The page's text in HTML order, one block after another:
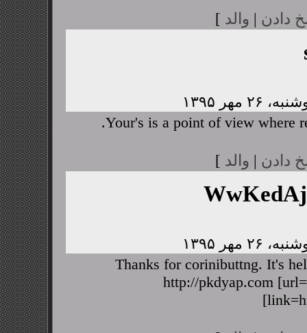
دادن | والد ]
Your's is a point of view where
دادن | والد ]
Thanks for corinibuttng. It's
http://pkdyap.com